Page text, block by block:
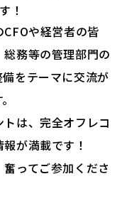
！
や経営者の皆
務等の管理部門の
をテーマに交流が
は、完全オフレコ
が満載です！
ってご参加くださ